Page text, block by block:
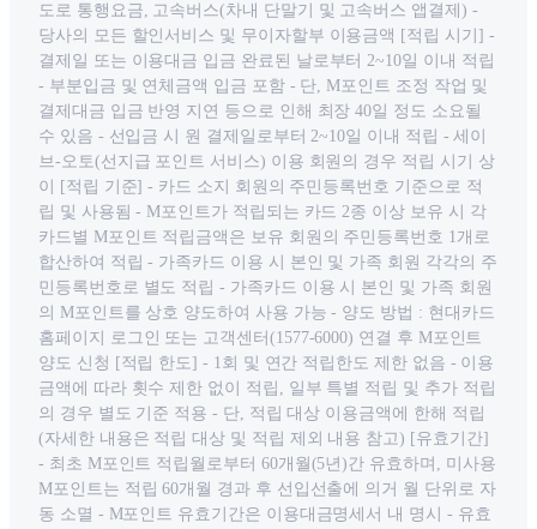
도로 통행요금, 고속버스(차내 단말기 및 고속버스 앱결제) -
당사의 모든 할인서비스 및 무이자할부 이용금액 [적립 시기] -
결제일 또는 이용대금 입금 완료된 날로부터 2~10일 이내 적립
- 부분입금 및 연체금액 입금 포함 - 단, M포인트 조정 작업 및
결제대금 입금 반영 지연 등으로 인해 최장 40일 정도 소요될
수 있음 - 선입금 시 원 결제일로부터 2~10일 이내 적립 - 세이
브-오토(선지급 포인트 서비스) 이용 회원의 경우 적립 시기 상
이 [적립 기준] - 카드 소지 회원의 주민등록번호 기준으로 적
립 및 사용됨 - M포인트가 적립되는 카드 2종 이상 보유 시 각
카드별 M포인트 적립금액은 보유 회원의 주민등록번호 1개로
합산하여 적립 - 가족카드 이용 시 본인 및 가족 회원 각각의 주
민등록번호로 별도 적립 - 가족카드 이용 시 본인 및 가족 회원
의 M포인트를 상호 양도하여 사용 가능 - 양도 방법 : 현대카드
홈페이지 로그인 또는 고객센터(1577-6000) 연결 후 M포인트
양도 신청 [적립 한도] - 1회 및 연간 적립한도 제한 없음 - 이용
금액에 따라 횟수 제한 없이 적립, 일부 특별 적립 및 추가 적립
의 경우 별도 기준 적용 - 단, 적립 대상 이용금액에 한해 적립
(자세한 내용은 적립 대상 및 적립 제외 내용 참고) [유효기간]
- 최초 M포인트 적립월로부터 60개월(5년)간 유효하며, 미사용
M포인트는 적립 60개월 경과 후 선입선출에 의거 월 단위로 자
동 소멸 - M포인트 유효기간은 이용대금명세서 내 명시 - 유효